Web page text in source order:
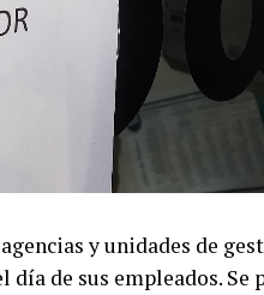
y unidades de
día de sus empleados.